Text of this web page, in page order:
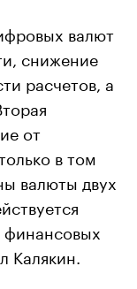
валют
снижение
расчетов, а
от
в том
валюты двух
финансовых
Калякин.